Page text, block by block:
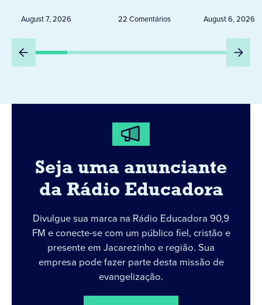
August 7, 2026 22 Comentários
Peru
August 6, 2026
Seja uma anunciante
da Rádio Educadora
Divulgue sua marca na Rádio Educadora 90,9
FM e conecte-se com um público fiel, cristão e
presente em Jacarezinho e região. Sua
empresa pode fazer parte desta missão de
evangelização.